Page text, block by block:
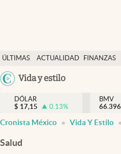
ÚLTIMAS
NOTICIAS
ACTUALIDAD
FINANZAS
Vida y estilo
Actualidad
Finanzas y economía
Dólar y mercados
DÓLAR
$ 17,15 0.13%
BMV
Cronista México Vida Y Estilo
Salud